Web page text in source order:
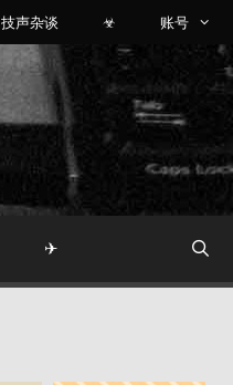
技声杂谈 ☣ 账号
✈